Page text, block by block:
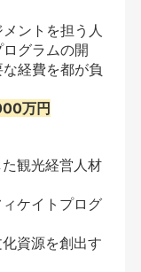
ントを担う人
グラムの開
経費を都が負
万円
観光経営人材
ケイトプログ
資源を創出す